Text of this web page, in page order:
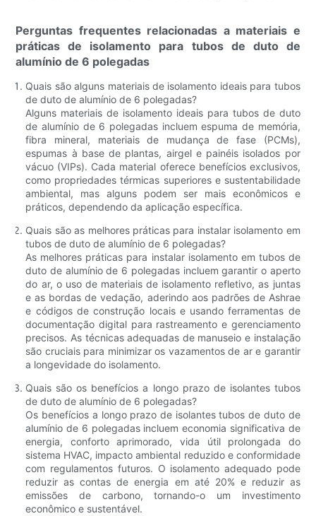
Perguntas frequentes relacionadas a materiais e
práticas de isolamento para tubos de duto de
alumínio de 6 polegadas
Quais são alguns materiais de isolamento ideais para tubos
de duto de alumínio de 6 polegadas?
Alguns materiais de isolamento ideais para tubos de duto
de alumínio de 6 polegadas incluem espuma de memória,
fibra mineral, materiais de mudança de fase (PCMs),
espumas à base de plantas, airgel e painéis isolados por
vácuo (VIPs). Cada material oferece benefícios exclusivos,
como propriedades térmicas superiores e sustentabilidade
ambiental, mas alguns podem ser mais econômicos e
práticos, dependendo da aplicação específica.
Quais são as melhores práticas para instalar isolamento em
tubos de duto de alumínio de 6 polegadas?
As melhores práticas para instalar isolamento em tubos de
duto de alumínio de 6 polegadas incluem garantir o aperto
do ar, o uso de materiais de isolamento refletivo, as juntas
e as bordas de vedação, aderindo aos padrões de Ashrae
e códigos de construção locais e usando ferramentas de
documentação digital para rastreamento e gerenciamento
precisos. As técnicas adequadas de manuseio e instalação
são cruciais para minimizar os vazamentos de ar e garantir
a longevidade do isolamento.
Quais são os benefícios a longo prazo de isolantes tubos
de duto de alumínio de 6 polegadas?
Os benefícios a longo prazo de isolantes tubos de duto de
alumínio de 6 polegadas incluem economia significativa de
energia, conforto aprimorado, vida útil prolongada do
sistema HVAC, impacto ambiental reduzido e conformidade
com regulamentos futuros. O isolamento adequado pode
reduzir as contas de energia em até 20% e reduzir as
emissões de carbono, tornando-o um investimento
econômico e sustentável.